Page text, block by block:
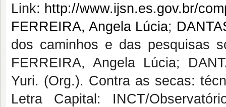
Link: http://www.ijsn.es.gov.br/
FERREIRA, Angela Lúcia;
dos caminhos e das pesquisas
FERREIRA, Angela Lúcia;
Yuri. (Org.). Contra as secas:
Letra Capital: INCT/